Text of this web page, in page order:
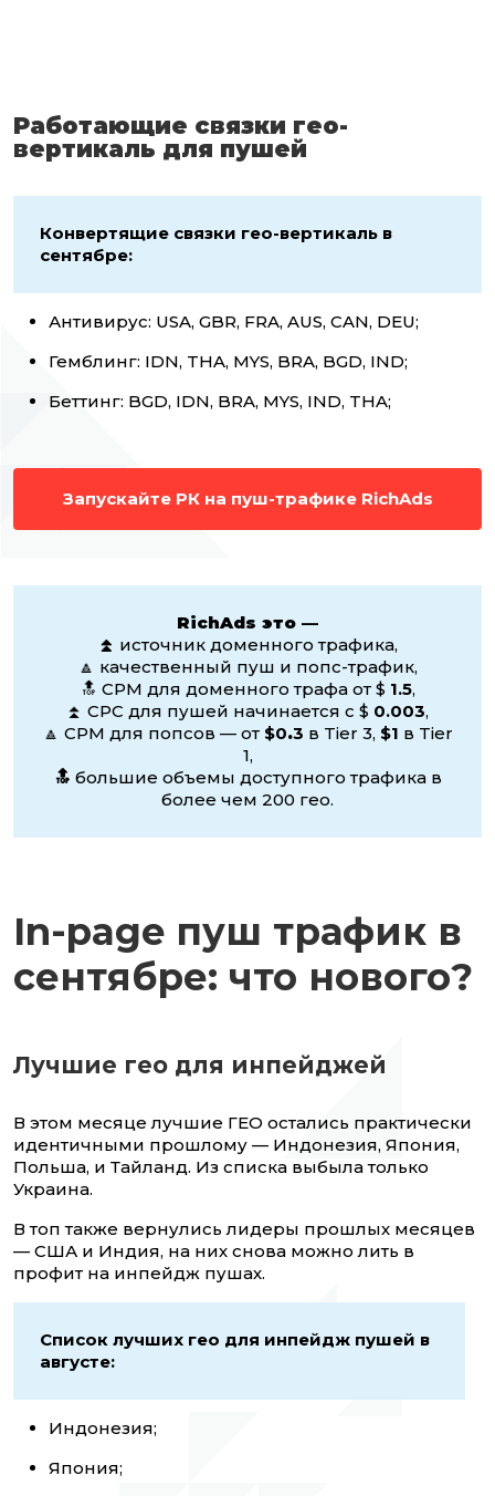
Работающие связки гео-
вертикаль для пушей
Конвертящие связки гео-вертикаль в
сентябре:
Антивирус: USA, GBR, FRA, AUS, CAN, DEU;
Гемблинг: IDN, THA, MYS, BRA, BGD, IND;
Беттинг: BGD, IDN, BRA, MYS, IND, THA;
Запускайте РК на пуш-трафике RichAds
RichAds это —
⏫ источник доменного трафика,
🔼 качественный пуш и попс-трафик,
🔝 CPM для доменного трафа от $ 1.5,
⏫ CPC для пушей начинается с $ 0.003,
🔼 CPM для попсов — от $0.3 в Tier 3, $1 в Tier
1,
🔝 большие объемы доступного трафика в
более чем 200 гео.
In-page пуш трафик в
сентябре: что нового?
Лучшие гео для инпейджей
В этом месяце лучшие ГЕО остались практически
идентичными прошлому — Индонезия, Япония,
Польша, и Тайланд. Из списка выбыла только
Украина.
В топ также вернулись лидеры прошлых месяцев
— США и Индия, на них снова можно лить в
профит на инпейдж пушах.
Список лучших гео для инпейдж пушей в
августе:
Индонезия;
Япония;